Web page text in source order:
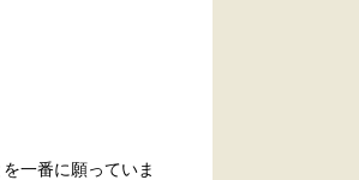
一番に願っていま